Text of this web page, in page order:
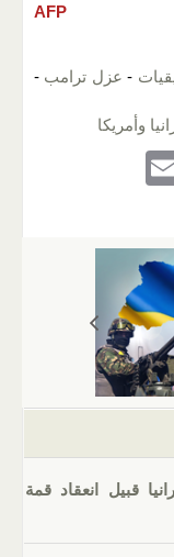
AFP
- عزل ترامب -
وأمريكا
قبيل انعقاد قمة